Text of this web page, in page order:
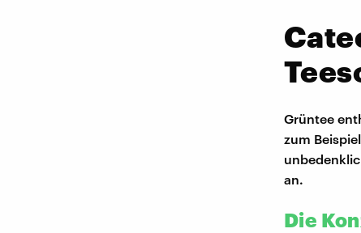
Grüntee
zum
an.
Die